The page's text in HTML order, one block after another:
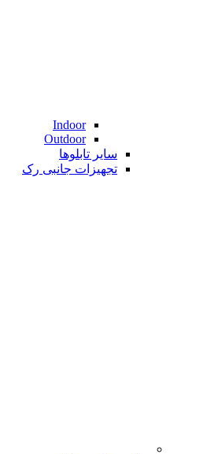
Indoor
Outdoor
سایر تابلوها
تجهیزات جانبی رک